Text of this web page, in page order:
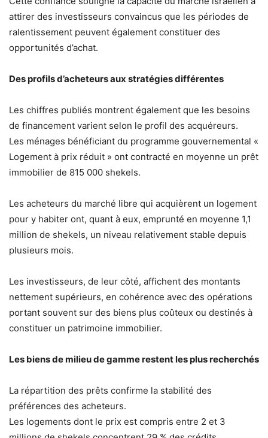
attirer des investisseurs convaincus que les périodes de
ralentissement peuvent également constituer des
opportunités d’achat.
Des profils d’acheteurs aux stratégies différentes
Les chiffres publiés montrent également que les besoins
de financement varient selon le profil des acquéreurs.
Les ménages bénéficiant du programme gouvernemental «
Logement à prix réduit » ont contracté en moyenne un prêt
immobilier de 815 000 shekels.
Les acheteurs du marché libre qui acquièrent un logement
pour y habiter ont, quant à eux, emprunté en moyenne 1,1
million de shekels, un niveau relativement stable depuis
plusieurs mois.
Les investisseurs, de leur côté, affichent des montants
nettement supérieurs, en cohérence avec des opérations
portant souvent sur des biens plus coûteux ou destinés à
constituer un patrimoine immobilier.
Les biens de milieu de gamme restent les plus recherchés
La répartition des prêts confirme la stabilité des
préférences des acheteurs.
Les logements dont le prix est compris entre 2 et 3